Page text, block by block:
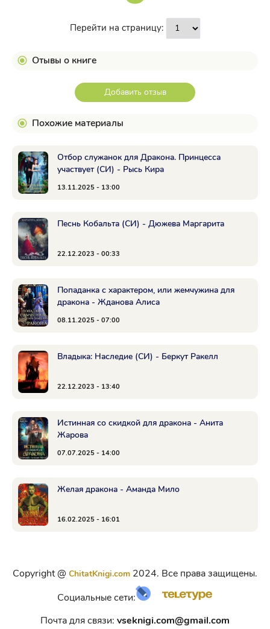
Перейти на страницу:
Отывы о книге
Добавить отзыв
Похожие материалы
Отбор служанок для Дракона. Принцесса
участвует (СИ) - Рысь Кира
13.11.2025 - 13:00
Песнь Кобальта (СИ) - Дюжева Маргарита
22.12.2023 - 00:33
Попаданка с характером, или жемчужина для
дракона - Жданова Алиса
08.11.2025 - 07:00
Владыка: Наследие (СИ) - Беркут Ракелл
22.12.2023 - 13:40
Истинная со скидкой для дракона - Анита
Жарова
07.07.2025 - 14:00
Желая дракона - Аманда Мило
16.02.2025 - 16:01
Copyright @ ChitatKnigi.com 2024. Все права защищены.
Социальные сети:
Почта для связи: vseknigi.com@gmail.com